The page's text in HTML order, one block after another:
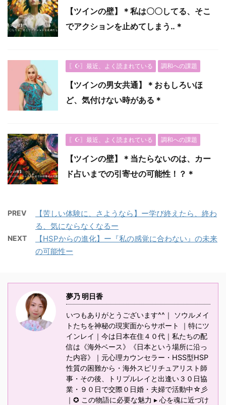
【ツインの壁】＊私は〇〇してる、そこ
でアクションを止めてしまう‥＊
〖☪︎〗最近、よく読まれている 調和への課題
【ツインの男女共通】＊おもしろいほ
ど、気付けない時がある＊
〖☪︎〗最近、よく読まれている 調和への課題
【ツインの壁】＊当たらないのは、カー
ド占いまでの引寄せの可能性！？＊
PREV
【苦しい体験に、さようなら】ー学び終えたら、終わ
る、気にならなくなるー
NEXT
【HSPからの進化】ー『私の感覚に合わない』の未来
の可能性ー
夢乃 明日香
いつもありがとうございます^^｜ ソウルメイ
トたちを神秘の現実面からサポート ｜特にツ
インレイ｜今は日本在住４０代｜私たちの配
信は《海外ベース》《日本という場所に沿っ
た内容》｜元心理カウンセラー・HSS型HSP
性質の困難から・海外スピリチュアリスト師
事・その後、トリプルレイと出逢い３０日協
業・９０日で交際０日婚・夫婦で活動中☆彡
｜✪ この物語に必要な魅力 ▸ 心を魂に近づけ